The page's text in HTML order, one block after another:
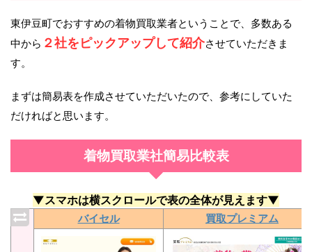
東伊豆町でおすすめの着物買取業者ということで、多数ある
中から ２社をピックアップして紹介させていただきま
す。
まずは簡易表を作成させていただいたので、参考にしていた
だければと思います。
着物買取業社簡易比較表
▼スマホは横スクロールで表の全体が見えます▼
バイセル 買取プレミアム